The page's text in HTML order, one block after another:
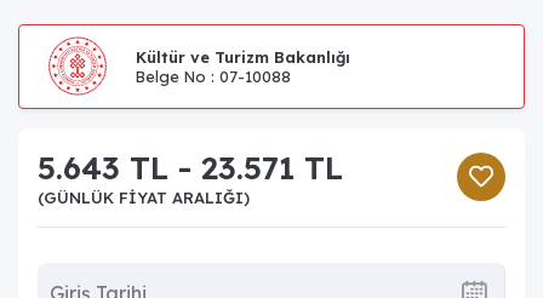
Kültür ve Turizm Bakanlığı
Belge No : 07-10088
5.643 TL - 23.571 TL
(GÜNLÜK FIYAT ARALIĞI)